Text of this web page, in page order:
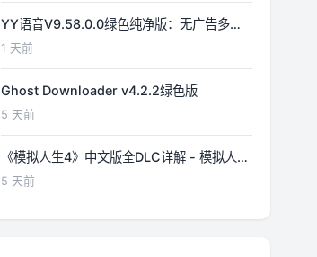
YY语音V9.58.0.0绿色纯净版：无广告多开
体验优化
1 天前
Ghost Downloader v4.2.2绿色版
5 天前
《模拟人生4》中文版全DLC详解 - 模拟人生
游戏指南
5 天前